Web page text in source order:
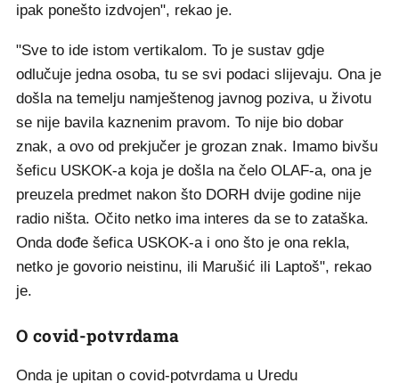
ipak ponešto izdvojen", rekao je.
"Sve to ide istom vertikalom. To je sustav gdje
odlučuje jedna osoba, tu se svi podaci slijevaju. Ona je
došla na temelju namještenog javnog poziva, u životu
se nije bavila kaznenim pravom. To nije bio dobar
znak, a ovo od prekjučer je grozan znak. Imamo bivšu
šeficu USKOK-a koja je došla na čelo OLAF-a, ona je
preuzela predmet nakon što DORH dvije godine nije
radio ništa. Očito netko ima interes da se to zataška.
Onda dođe šefica USKOK-a i ono što je ona rekla,
netko je govorio neistinu, ili Marušić ili Laptoš", rekao
je.
O covid-potvrdama
Onda je upitan o covid-potvrdama u Uredu